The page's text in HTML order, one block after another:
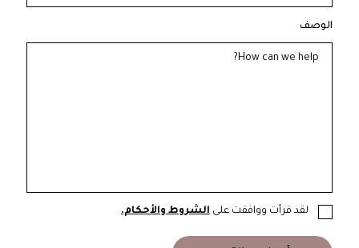
الوصف
لقد قرأت ووافقت على الشروط والأحكام.